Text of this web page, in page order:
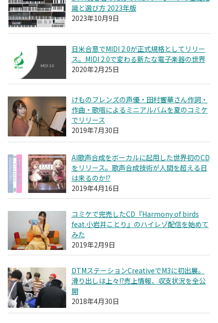
識と選び方 2023年版
2023年10月9日
日米合意でMIDI 2.0が正式規格としてリリー
ス。MIDI 2.0で変わる新たな電子楽器の世界
2020年2月25日
けものフレンズの声優・田村響華さん作詞・
作曲・歌唱によるミニアルバムを夏のコミケ
でリリース
2019年7月30日
AI歌声合成をボーカルに起用した世界初のCD
をリリース。歌声合成技術が人間を超える日
は来るのか!?
2019年4月16日
コミケで完売したCD『Harmony of birds
feat.小岩井ことり』のハイレゾ配信を始めて
みた
2019年2月9日
DTMステーションCreativeでM3に初出展。
滑り出しは上々!?売上情報、収支状況を全公
開
2018年4月30日